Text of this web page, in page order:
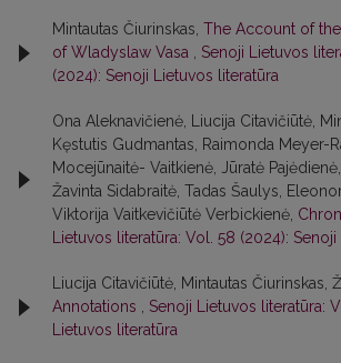
Mintautas Čiurinskas, The Account of
of Wladyslaw Vasa , Senoji Lietuvos
(2024): Senoji Lietuvos literatūra
Ona Aleknavičienė, Liucija Citavičiūtė,
Kęstutis Gudmantas, Raimonda Meyer-
Mocejūnaitė- Vaitkienė, Jūratė
Žavinta Sidabraitė, Tadas Šaulys,
Viktorija Vaitkevičiūtė Verbickienė,
Lietuvos literatūra: Vol. 58 (2024):
Liucija Citavičiūtė, Mintautas Čiurinskas,
Annotations , Senoji Lietuvos literatūra:
Lietuvos literatūra